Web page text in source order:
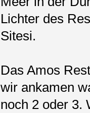
Lichter des
Sitesi.
Das Amos
wir ankamen
noch 2 oder 3.